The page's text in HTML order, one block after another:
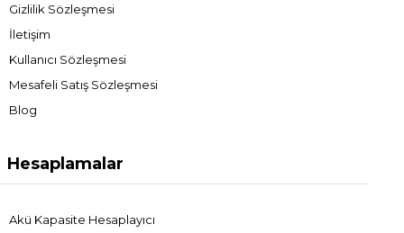
Gizlilik Sözleşmesi
İletişim
Kullanıcı Sözleşmesi
Mesafeli Satış Sözleşmesi
Blog
Hesaplamalar
Akü Kapasite Hesaplayıcı